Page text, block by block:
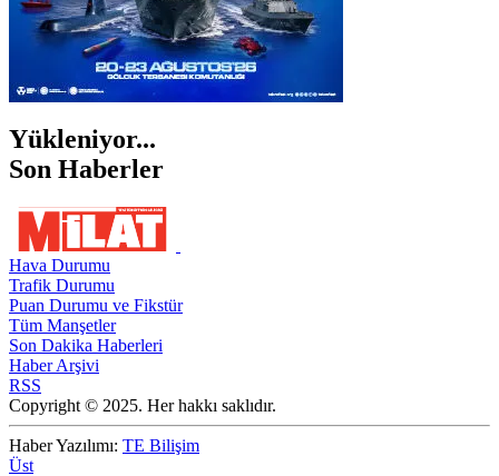
Yükleniyor...
Son Haberler
Hava Durumu
Trafik Durumu
Puan Durumu ve Fikstür
Tüm Manşetler
Son Dakika Haberleri
Haber Arşivi
RSS
Copyright © 2025. Her hakkı saklıdır.
Haber Yazılımı: TE Bilişim
Üst